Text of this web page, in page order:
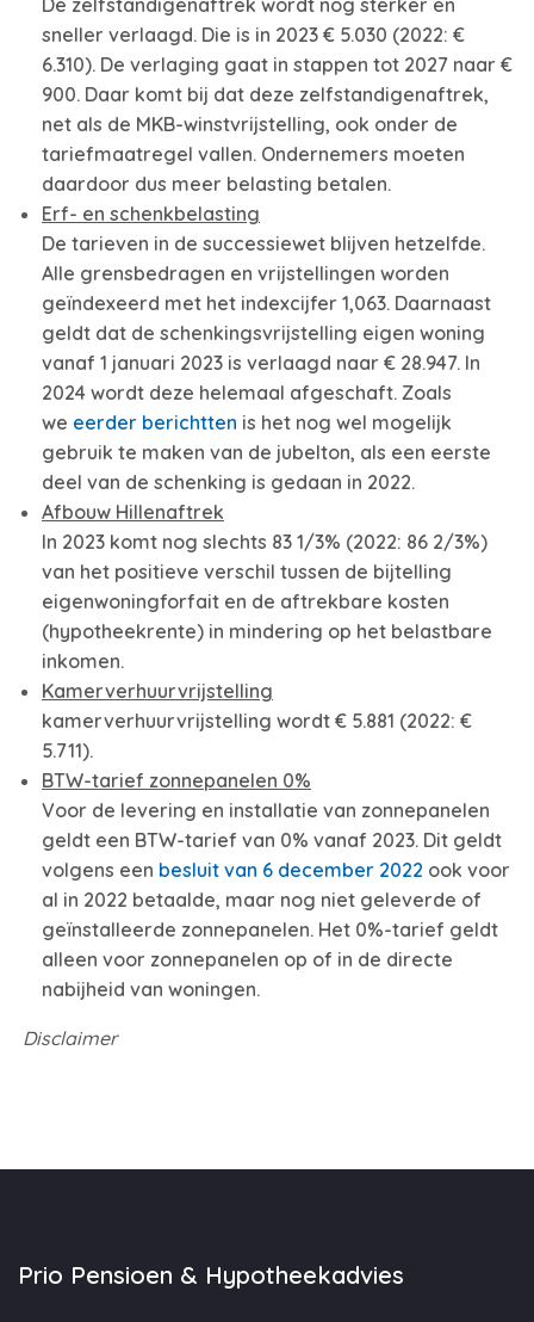
De zelfstandigenaftrek wordt nog sterker en
sneller verlaagd. Die is in 2023 € 5.030 (2022: €
6.310). De verlaging gaat in stappen tot 2027 naar €
900. Daar komt bij dat deze zelfstandigenaftrek,
net als de MKB-winstvrijstelling, ook onder de
tariefmaatregel vallen. Ondernemers moeten
daardoor dus meer belasting betalen.
Erf- en schenkbelasting
De tarieven in de successiewet blijven hetzelfde.
Alle grensbedragen en vrijstellingen worden
geïndexeerd met het indexcijfer 1,063. Daarnaast
geldt dat de schenkingsvrijstelling eigen woning
vanaf 1 januari 2023 is verlaagd naar € 28.947. In
2024 wordt deze helemaal afgeschaft. Zoals
we eerder berichtten is het nog wel mogelijk
gebruik te maken van de jubelton, als een eerste
deel van de schenking is gedaan in 2022.
Afbouw Hillenaftrek
In 2023 komt nog slechts 83 1/3% (2022: 86 2/3%)
van het positieve verschil tussen de bijtelling
eigenwoningforfait en de aftrekbare kosten
(hypotheekrente) in mindering op het belastbare
inkomen.
Kamerverhuurvrijstelling
kamerverhuurvrijstelling wordt € 5.881 (2022: €
5.711).
BTW-tarief zonnepanelen 0%
Voor de levering en installatie van zonnepanelen
geldt een BTW-tarief van 0% vanaf 2023. Dit geldt
volgens een besluit van 6 december 2022 ook voor
al in 2022 betaalde, maar nog niet geleverde of
geïnstalleerde zonnepanelen. Het 0%-tarief geldt
alleen voor zonnepanelen op of in de directe
nabijheid van woningen.
Disclaimer
Prio Pensioen & Hypotheekadvies